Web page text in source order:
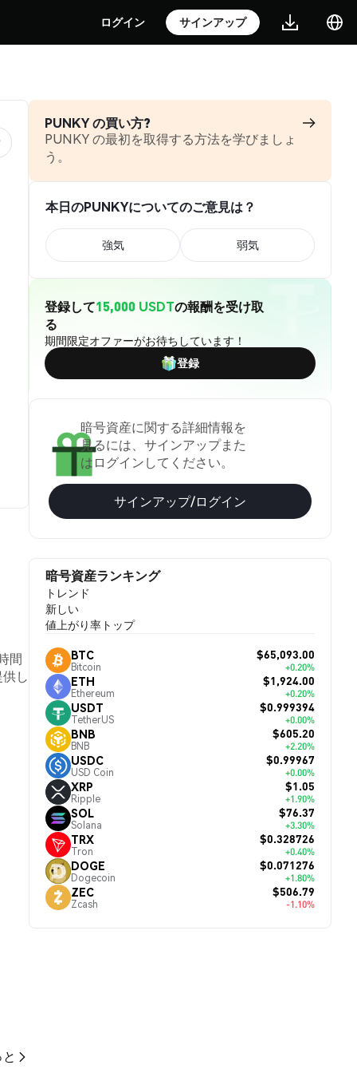
ログイン サインアップ
間
し
PUNKY の買い方?
PUNKY の最初を取得する方法を学びましょ
う。
本日のPUNKYについてのご意見は？
強気 弱気
登録して15,000 USDTの報酬を受け取
る
期間限定オファーがお待ちしています！
登録
暗号資産に関する詳細情報を
見るには、サインアップまた
はログインしてください。
サインアップ/ログイン
暗号資産ランキング
トレンド
新しい
値上がり率トップ
BTC
Bitcoin
$65,093.00
+0.20%
ETH
Ethereum
$1,924.00
+0.20%
USDT
TetherUS
$0.999394
+0.00%
BNB
BNB
$605.20
+2.20%
USDC
USD Coin
$0.99967
+0.00%
XRP
Ripple
$1.05
+1.90%
SOL
Solana
$76.37
+3.30%
TRX
Tron
$0.328726
+0.40%
DOGE
Dogecoin
$0.071276
+1.80%
ZEC
Zcash
$506.79
-1.10%